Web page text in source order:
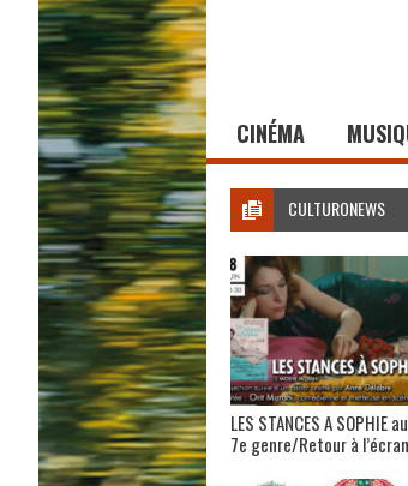
CINÉMA
CULTURONEWS
LES STANCES A SOPHIE
7e genre/Retour à l’écran